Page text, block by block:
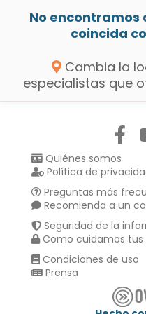
No encontramos
coincida
Cambia la
especialistas que
Quiénes somos
Política de
Preguntas más
Recomienda a un
Seguridad de la
Como cuidamos tus
Condiciones de uso
Prensa